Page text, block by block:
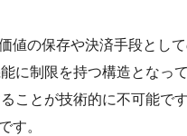
の保存や決済手段とし
に制限を持つ構造とな
ことが技術的に不可能
す。